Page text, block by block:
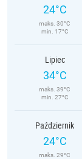
24°C
maks. 30°C
min. 17°C
Lipiec
34°C
maks. 39°C
min. 27°C
Październik
24°C
maks. 29°C